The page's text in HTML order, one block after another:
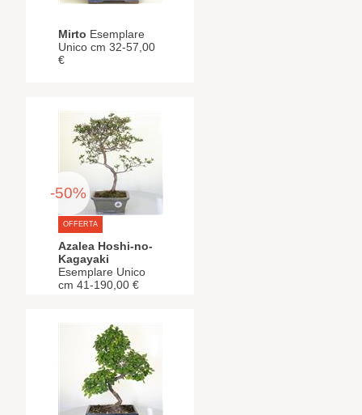
Mirto Esemplare
Unico cm 32-57,00
€
OFFERTA
-50%
Azalea Hoshi-no-
Kagayaki
Esemplare Unico
cm 41-190,00 €